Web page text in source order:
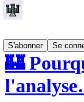
S'abonner
Se
🏰